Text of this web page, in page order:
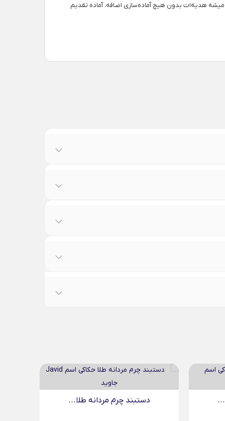
هدیه‌ات بدون هیچ آماده‌سازی اضافه، آماده تقدیم
دستبند چرم مردانه طلا...